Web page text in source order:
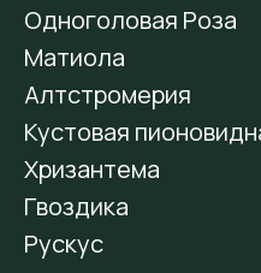
Одноголовая Роза
Матиола
Алтстромерия
Кустовая
Хризантема
Гвоздика
Рускус